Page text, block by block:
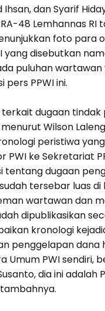
Ihsan, dan Syarif
48 Lemhannas RI
foto para
yang disebutkan
puluhan
pers PPWI ini.
dugaan tindak
Wilson
peristiwa
PWI ke Sekretariat
tentang dugaan
tersebar luas di
wartawan dan
dipublikasikan
kronologi
penggelapan dana
Umum PWI sendiri,
dia ini adalah